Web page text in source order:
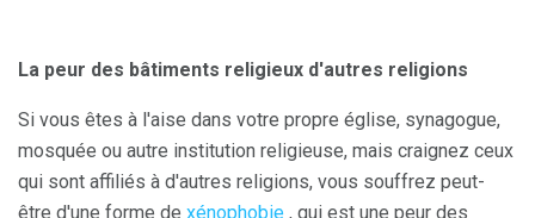
La peur des bâtiments religieux d'autres religions
Si vous êtes à l'aise dans votre propre église, synagogue,
mosquée ou autre institution religieuse, mais craignez ceux
qui sont affiliés à d'autres religions, vous souffrez peut-
être d'une forme de xénophobie , qui est une peur des